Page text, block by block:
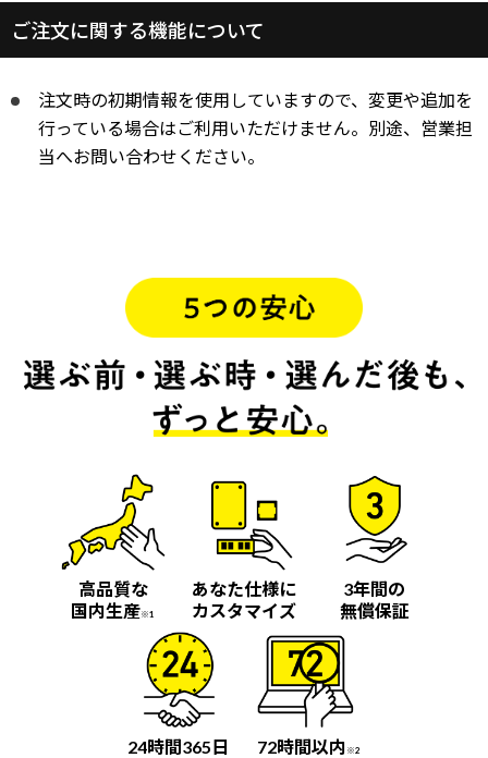
ご注文に関する機能について
注文時の初期情報を使用していますので、変更や追加を
行っている場合はご利用いただけません。別途、営業担
当へお問い合わせください。
高品質な
国内生産※1
あなた仕様に
カスタマイズ
3年間の
無償保証
24時間365日
72時間以内 ※2